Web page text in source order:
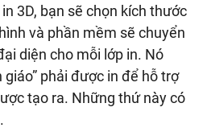
3D, bạn sẽ chọn kích thước
và phần mềm sẽ chuyển
diện cho mỗi lớp in. Nó
giáo” phải được in để hỗ trợ
tạo ra. Những thứ này có